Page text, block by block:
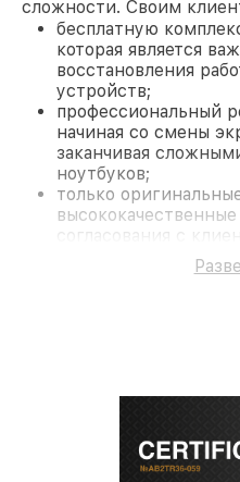
сложности. Своим
бесплатную
которая является
восстановления
устройств;
профессиональный
начиная со смены
заканчивая
ноутбуков;
только
согласования с
На все работы и
предоставляется
современное
лицензированное